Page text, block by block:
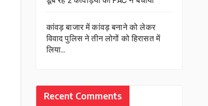
कांवड़ बाजार में कांवड़ बनाने को लेकर
विवाद पुलिस ने तीन लोगों को हिरासत में
लिया…
Recent Comments